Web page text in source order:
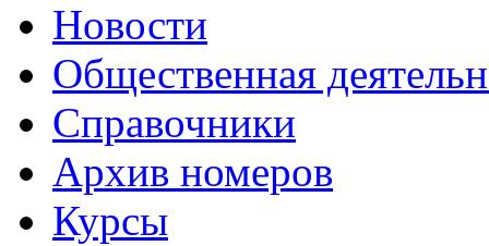
Новости
Общественная
Справочники
Архив номеров
Курсы